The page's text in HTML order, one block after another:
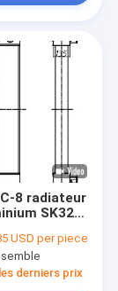
8 radiateur
SK320-
8 SK350-
8 SK400-
USD per piece
derniers prix